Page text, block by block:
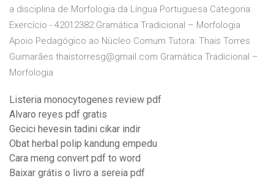
a disciplina de Morfologia da Língua Portuguesa Categoria:
Exercício - 42012382 Gramática Tradicional – Morfologia
Apoio Pedagógico ao Núcleo Comum Tutora: Thais Torres
Guimarães thaistorresg@gmail.com Gramática Tradicional –
Morfologia
Listeria monocytogenes review pdf
Alvaro reyes pdf gratis
Gecici hevesin tadini cikar indir
Obat herbal polip kandung empedu
Cara meng convert pdf to word
Baixar grátis o livro a sereia pdf